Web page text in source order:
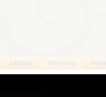
Lecture Shopping